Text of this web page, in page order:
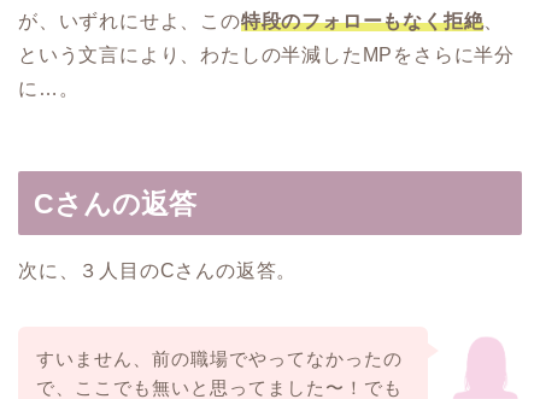
が、いずれにせよ、この特段のフォローもなく拒絶、
という文言により、わたしの半減したMPをさらに半分
に…。
Cさんの返答
次に、３人目のCさんの返答。
すいません、前の職場でやってなかったの
で、ここでも無いと思ってました〜！でも